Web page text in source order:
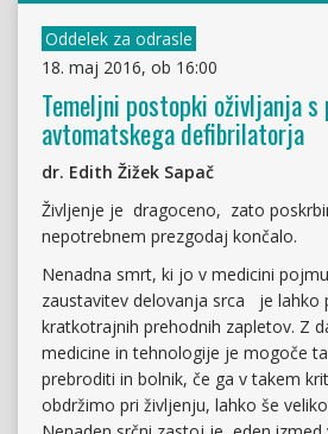
Oddelek za odrasle
18. maj 2016, ob 16:00
Temeljni postopki oživljanja s
avtomatskega defibrilatorja
dr. Edith Žižek Sapač
Življenje je dragoceno, zato
nepotrebnem prezgodaj končalo.
Nenadna smrt, ki jo v medicini
zaustavitev delovanja srca je lahko
kratkotrajnih prehodnih zapletov. Z
medicine in tehnologije je mogoče
prebroditi in bolnik, če ga v takem
obdržimo pri življenju, lahko še